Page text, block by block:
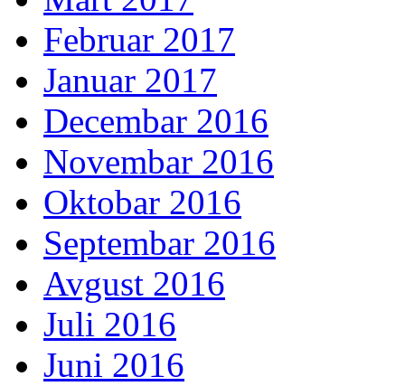
Februar 2017
Januar 2017
Decembar 2016
Novembar 2016
Oktobar 2016
Septembar 2016
Avgust 2016
Juli 2016
Juni 2016